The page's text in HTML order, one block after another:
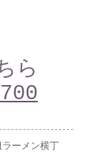
ら
ーメン横丁